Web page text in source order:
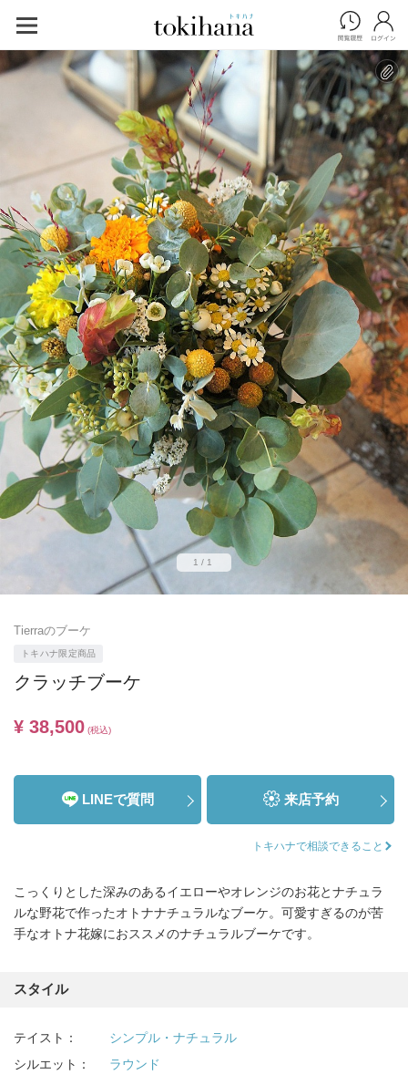
1/1
Tierraのブーケ
トキハナ限定商品
クラッチブーケ
¥ 38,500 (税込)
LINEで質問 来店予約
トキハナで相談できること
こっくりとした深みのあるイエローやオレンジのお花とナチュラ
ルな野花で作ったオトナナチュラルなブーケ。可愛すぎるのが苦
手なオトナ花嫁におススメのナチュラルブーケです。
スタイル
テイスト：
シンプル・ナチュラル
シルエット：
ラウンド